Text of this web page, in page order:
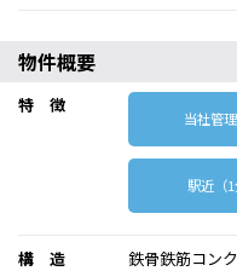
物件概要
特 徴
当社管
駅近（1
構 造
鉄骨鉄筋コン